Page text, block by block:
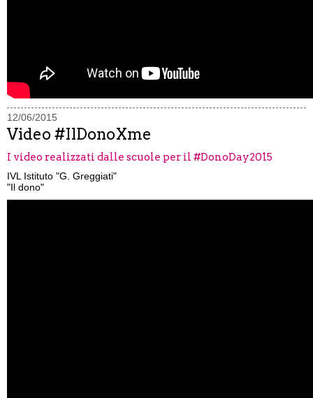
12/06/2015
Video #IlDonoXme
I video realizzati dalle scuole per il #DonoDay2015
IVL Istituto "G. Greggiati"
"Il dono"